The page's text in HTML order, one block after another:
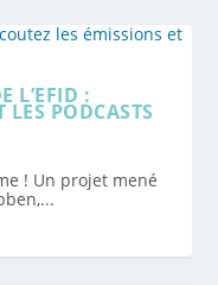
L’EFID :
LES PODCASTS
! Un projet mené